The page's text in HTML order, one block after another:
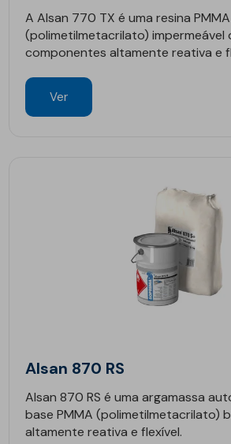
A Alsan 770 TX é uma resina PMMA
(polimetilmetacrilato) impermeável
componentes altamente reativa e
Ver
Alsan 870 RS
Alsan 870 RS é uma argamassa
base PMMA (polimetilmetacrilato)
altamente reativa e flexível.